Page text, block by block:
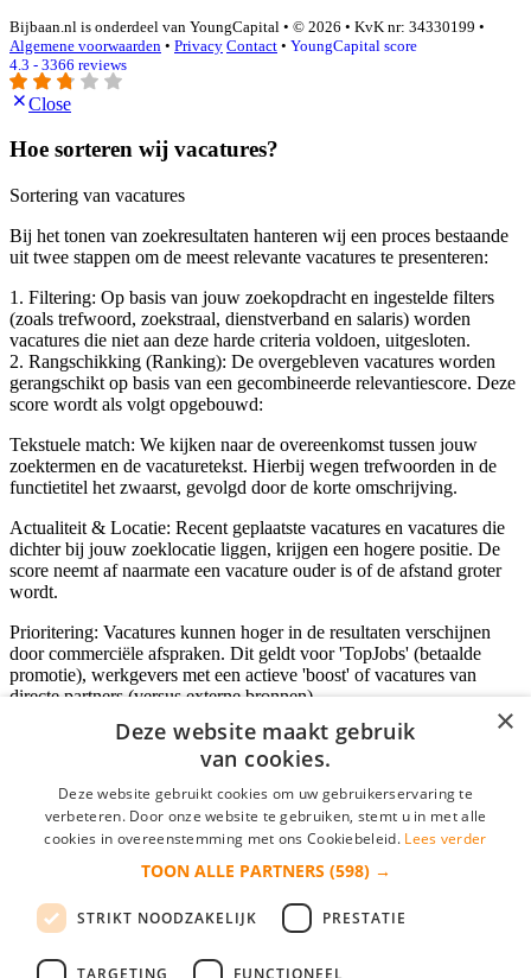
Bijbaan.nl is onderdeel van YoungCapital • © 2026 • KvK nr: 34330199 •
Algemene voorwaarden • Privacy Contact • YoungCapital score
4.3 - 3366 reviews
Close
Hoe sorteren wij vacatures?
Sortering van vacatures
Bij het tonen van zoekresultaten hanteren wij een proces bestaande
uit twee stappen om de meest relevante vacatures te presenteren:
1. Filtering: Op basis van jouw zoekopdracht en ingestelde filters
(zoals trefwoord, zoekstraal, dienstverband en salaris) worden
vacatures die niet aan deze harde criteria voldoen, uitgesloten.
2. Rangschikking (Ranking): De overgebleven vacatures worden
gerangschikt op basis van een gecombineerde relevantiescore. Deze
score wordt als volgt opgebouwd:
Tekstuele match: We kijken naar de overeenkomst tussen jouw
zoektermen en de vacaturetekst. Hierbij wegen trefwoorden in de
functietitel het zwaarst, gevolgd door de korte omschrijving.
Actualiteit & Locatie: Recent geplaatste vacatures en vacatures die
dichter bij jouw zoeklocatie liggen, krijgen een hogere positie. De
score neemt af naarmate een vacature ouder is of de afstand groter
wordt.
Prioritering: Vacatures kunnen hoger in de resultaten verschijnen
door commerciële afspraken. Dit geldt voor 'TopJobs' (betaalde
promotie), werkgevers met een actieve 'boost' of vacatures van
directe partners (versus externe bronnen).
Inloggen als bedrijf
*
login gegevens onthouden
login
×
Deze website maakt gebruik
van cookies.
Deze website gebruikt cookies om uw gebruikerservaring te
verbeteren. Door onze website te gebruiken, stemt u in met alle
cookies in overeenstemming met ons Cookiebeleid. Lees verder
TOON ALLE PARTNERS (598) →
STRIKT NOODZAKELIJK PRESTATIE
TARGETING FUNCTIONEEL